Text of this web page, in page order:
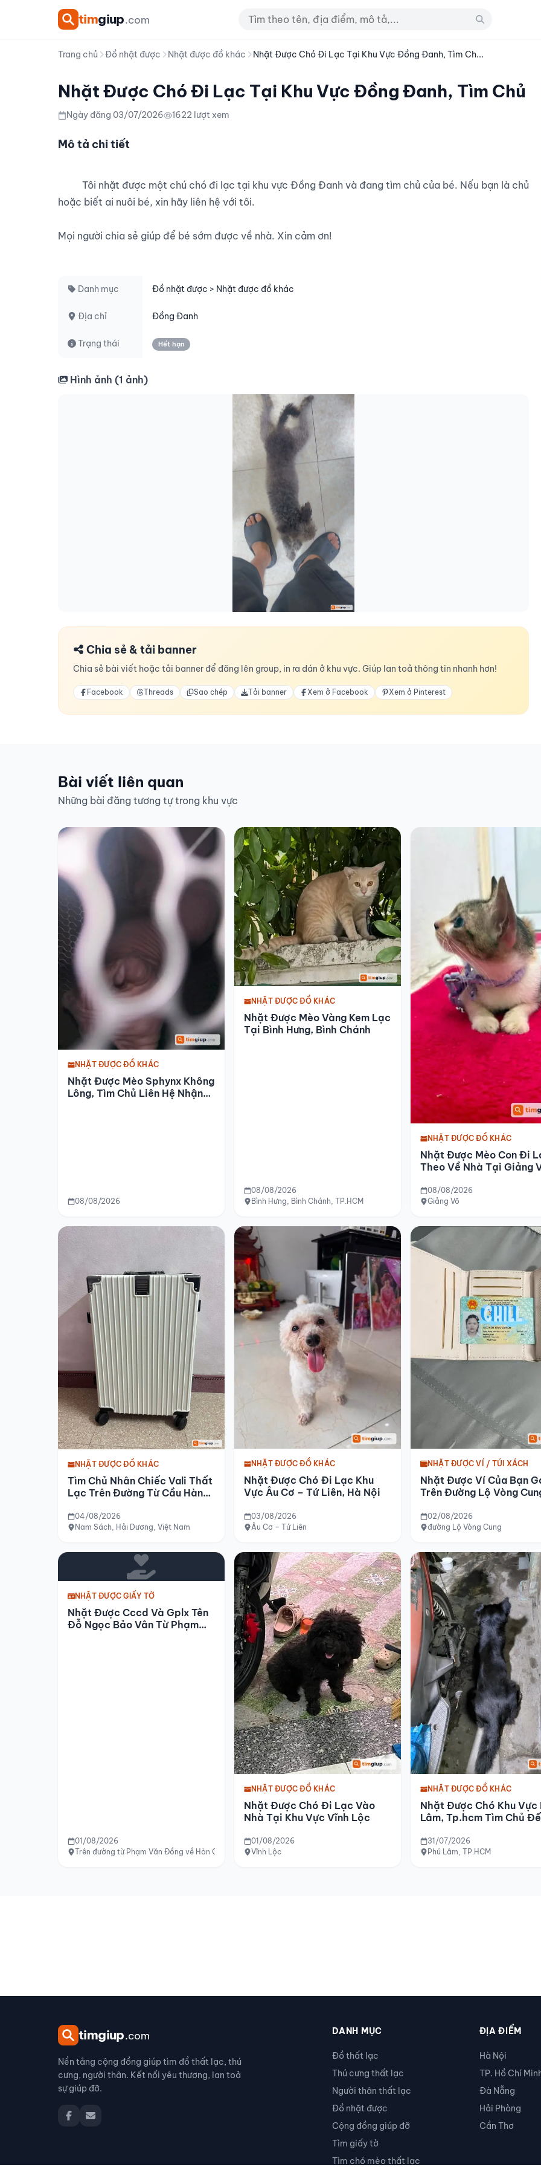
timgiup.com
Trang chủ Đồ nhặt được Nhặt được đồ khác Nhặt Được Chó Đi Lạc Tại Khu Vực Đồng Đanh, Tìm Ch...
Nhặt Được Chó Đi Lạc Tại Khu Vực Đồng Đanh, Tìm Chủ
Ngày đăng 03/07/2026 1622 lượt xem
Mô tả chi tiết
hoặc biết ai nuôi bé, xin hãy liên hệ với tôi.
Mọi người chia sẻ giúp để bé sớm được về nhà. Xin cảm ơn!
Danh mục Đồ nhặt được > Nhặt được đồ khác
Địa chỉ Đồng Đanh
Trạng thái Hết hạn
Hình ảnh (1 ảnh)
Chia sẻ & tải banner
Chia sẻ bài viết hoặc tải banner để đăng lên group, in ra dán ở khu vực. Giúp lan toả thông tin nhanh hơn!
Facebook Threads Sao chép Tải banner Xem ở Facebook Xem ở Pinterest
Bài viết liên quan
Những bài đăng tương tự trong khu vực
NHẶT ĐƯỢC ĐỒ KHÁC
Nhặt Được Mèo Sphynx Không
Lông, Tìm Chủ Liên Hệ Nhận
08/08/2026
NHẶT ĐƯỢC ĐỒ KHÁC
Nhặt Được Mèo Vàng Kem Lạc
Tại Bình Hưng, Bình Chánh
08/08/2026
Bình Hưng, Bình Chánh, TP.HCM
NHẶT ĐƯỢC ĐỒ KHÁC
Nhặt Được Mèo Con Đi
Theo Về Nhà Tại Giảng
08/08/2026
Giảng Võ
NHẶT ĐƯỢC ĐỒ KHÁC
Tìm Chủ Nhân Chiếc Vali Thất
Lạc Trên Đường Từ Cầu Hàn
Chiều 04-08-2026
04/08/2026
Nam Sách, Hải Dương, Việt Nam
NHẶT ĐƯỢC ĐỒ KHÁC
Nhặt Được Chó Đi Lạc Khu
Vực Âu Cơ – Tứ Liên, Hà Nội
03/08/2026
Âu Cơ – Tứ Liên
NHẶT ĐƯỢC VÍ / TÚI XÁCH
Nhặt Được Ví Của Bạn
Trên Đường Lộ Vòng
02/08/2026
đường Lộ Vòng Cung
NHẶT ĐƯỢC GIẤY TỜ
Nhặt Được Cccd Và Gplx Tên
Đỗ Ngọc Bảo Vân Từ Phạm
01/08/2026
Trên đường từ Phạm Văn Đồng về Hòn Chồng
NHẶT ĐƯỢC ĐỒ KHÁC
Nhặt Được Chó Đi Lạc Vào
Nhà Tại Khu Vực Vĩnh Lộc
01/08/2026
Vĩnh Lộc
NHẶT ĐƯỢC ĐỒ KHÁC
Nhặt Được Chó Khu Vực
Lâm, Tp.hcm Tìm Chủ
31/07/2026
Phú Lâm, TP.HCM
timgiup.com
Nền tảng cộng đồng giúp tìm đồ thất lạc, thú
cưng, người thân. Kết nối yêu thương, lan toả
sự giúp đỡ.
DANH MỤC
Đồ thất lạc
Thú cưng thất lạc
Người thân thất lạc
Đồ nhặt được
Cộng đồng giúp đỡ
Tìm giấy tờ
Tìm chó mèo thất lạc
ĐỊA ĐIỂM
Hà Nội
TP. Hồ Chí
Đà Nẵng
Hải Phòng
Cần Thơ